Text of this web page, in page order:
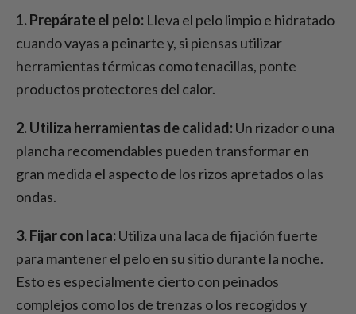
1. Prepárate el pelo: Lleva el pelo limpio e hidratado
cuando vayas a peinarte y, si piensas utilizar
herramientas térmicas como tenacillas, ponte
productos protectores del calor.
2. Utiliza herramientas de calidad:Un rizador o una
plancha recomendables pueden transformar en
gran medida el aspecto de los rizos apretados o las
ondas.
3. Fijar con laca:Utiliza una laca de fijación fuerte
para mantener el pelo en su sitio durante la noche.
Esto es especialmente cierto con peinados
complejos como los de trenzas o los recogidos y